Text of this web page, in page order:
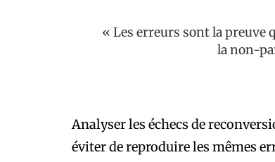
« Les erreurs sont la preuve
la non-
Analyser les échecs de
éviter de reproduire les mêmes